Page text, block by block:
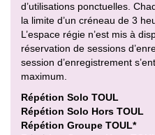
d’utilisations ponctuelles.
la limite d’un créneau de 3
L’espace régie n’est mis à
réservation de sessions
session d’enregistrement
maximum.
Répétion Solo TOUL
Répétion Solo Hors TOUL
Répétion Groupe TOUL*